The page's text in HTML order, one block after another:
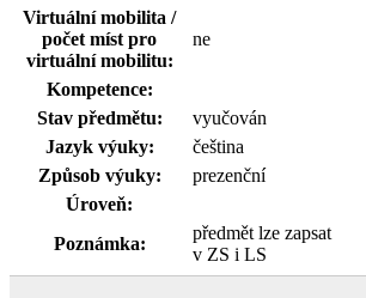
Virtuální mobilita /
počet míst pro
virtuální mobilitu:
ne
Kompetence:
Stav předmětu:
vyučován
Jazyk výuky:
čeština
Způsob výuky:
prezenční
Úroveň:
Poznámka:
předmět lze zapsat
v ZS i LS